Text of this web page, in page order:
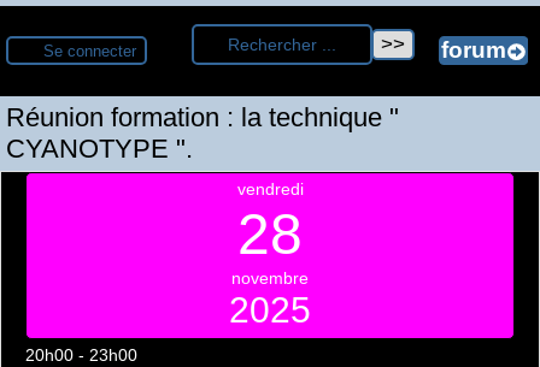
Se connecter
Réunion formation : la technique "
CYANOTYPE ".
vendredi
28
novembre
2025
20h00 - 23h00